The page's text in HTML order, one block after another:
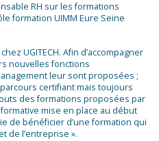
RH sur les formations
formation UIMM Eure Seine
UGITECH. Afin d’accompagner
nouvelles fonctions
leur sont proposées ;
certifiant mais toujours
des formations proposées par
mise en place au début
de bénéficier d’une formation qui
de l’entreprise ».